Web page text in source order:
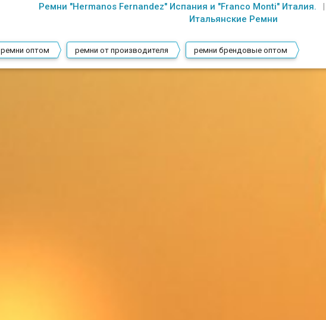
Ремни "Hermanos Fernandez" Испания и "Franсo Monti" Италия.
Итальянские Ремни
ремни оптом ремни от производителя ремни брендовые оптом